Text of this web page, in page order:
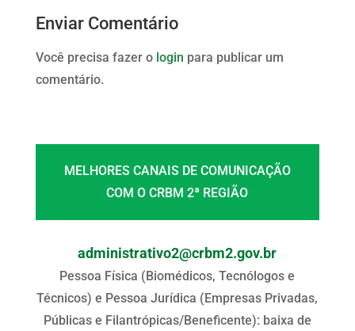
Enviar Comentário
Você precisa fazer o login para publicar um
comentário.
MELHORES CANAIS DE COMUNICAÇÃO
COM O CRBM 2ª REGIÃO
administrativo2@crbm2.gov.br
Pessoa Física (Biomédicos, Tecnólogos e
Técnicos) e Pessoa Jurídica (Empresas Privadas,
Públicas e Filantrópicas/Beneficente): baixa de